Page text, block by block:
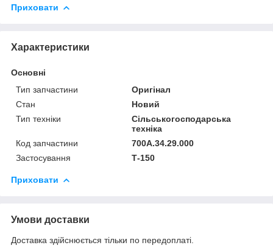
Приховати
Характеристики
Основні
Тип запчастини
Оригінал
Стан
Новий
Тип техніки
Сільськогосподарська
техніка
Код запчастини
700А.34.29.000
Застосування
Т-150
Приховати
Умови доставки
Доставка здійснюється тільки по передоплаті.